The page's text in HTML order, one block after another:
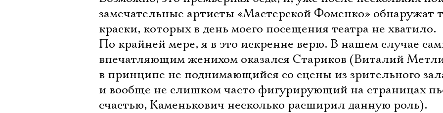
замечательные артисты «Мастерской Фоменко» обнаружат
краски, которых в день моего посещения театра не хватило.
По крайней мере, я в это искренне верю. В нашем случае
впечатляющим женихом оказался Стариков (Виталий
в принципе не поднимающийся со сцены из зрительного
и вообще не слишком часто фигурирующий на страницах
счастью, Каменькович несколько расширил данную роль).
Ознакомиться